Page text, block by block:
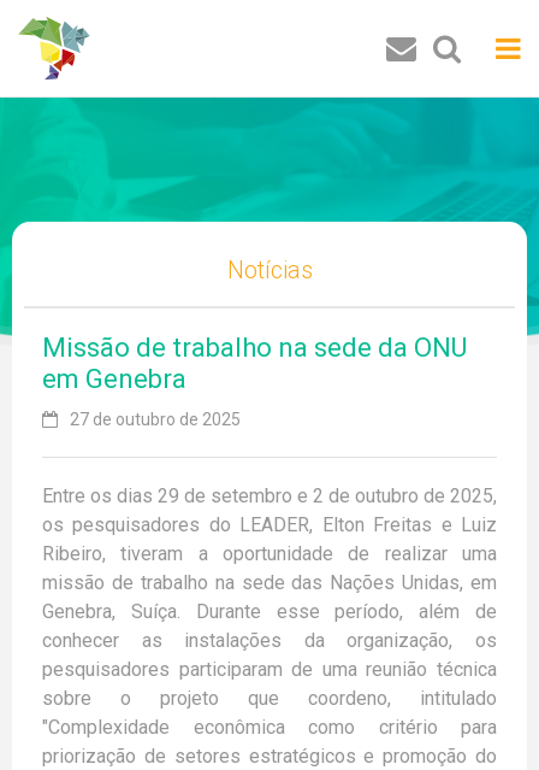
Buscar
Notícias
Missão de trabalho na sede da ONU
em Genebra
27 de outubro de 2025
Entre os dias 29 de setembro e 2 de outubro de 2025,
os pesquisadores do LEADER, Elton Freitas e Luiz
Ribeiro, tiveram a oportunidade de realizar uma
missão de trabalho na sede das Nações Unidas, em
Genebra, Suíça. Durante esse período, além de
conhecer as instalações da organização, os
pesquisadores participaram de uma reunião técnica
sobre o projeto que coordeno, intitulado
"Complexidade econômica como critério para
priorização de setores estratégicos e promoção do